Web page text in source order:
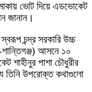
ভোট দিয়ে এডভোকেট
জানান।
চন্দ্র সরকারি উচ্চ
শান্তিগঞ্জ) আসনে ১০
শাহীনুর পাশা চৌধুরীর
তিনি উপরোক্ত কথাগুলো